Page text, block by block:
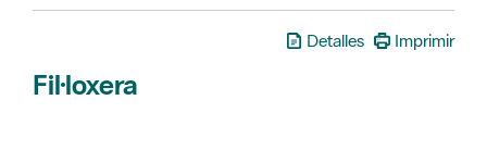
Detalles Imprimir
Fil·loxera